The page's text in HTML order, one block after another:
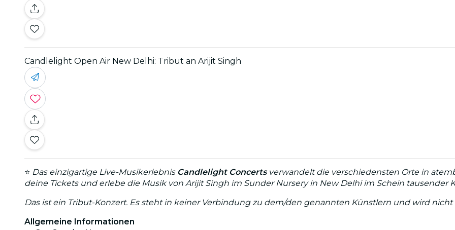
Candlelight Open Air New Delhi: Tribut an Arijit Singh
⭐ Das einzigartige Live-Musikerlebnis Candlelight Concertsverwandelt die verschiedensten Orte in
deine Tickets und erlebe die Musik von Arijit Singh im Sunder Nursery in New Delhi im Schein tausender
Das ist ein Tribut-Konzert. Es steht in keiner Verbindung zu dem/den genannten Künstlern und wird
Allgemeine Informationen